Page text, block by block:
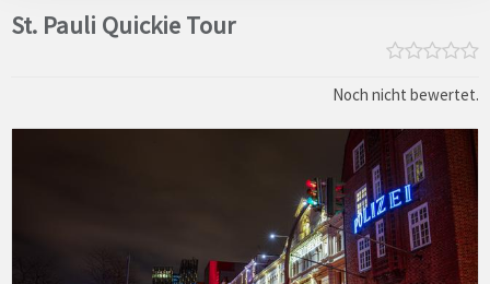
St. Pauli Quickie Tour
Noch nicht bewertet.